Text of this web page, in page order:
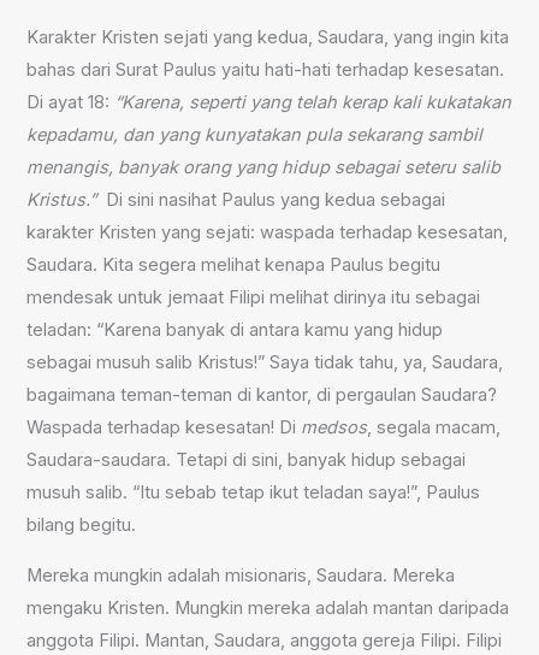
Karakter Kristen sejati yang kedua, Saudara, yang ingin kita
bahas dari Surat Paulus yaitu hati-hati terhadap kesesatan.
Di ayat 18: “Karena, seperti yang telah kerap kali kukatakan
kepadamu, dan yang kunyatakan pula sekarang sambil
menangis, banyak orang yang hidup sebagai seteru salib
Kristus.”Di sini nasihat Paulus yang kedua sebagai
karakter Kristen yang sejati: waspada terhadap kesesatan,
Saudara. Kita segera melihat kenapa Paulus begitu
mendesak untuk jemaat Filipi melihat dirinya itu sebagai
teladan: “Karena banyak di antara kamu yang hidup
sebagai musuh salib Kristus!” Saya tidak tahu, ya, Saudara,
bagaimana teman-teman di kantor, di pergaulan Saudara?
Waspada terhadap kesesatan! Di medsos, segala macam,
Saudara-saudara. Tetapi di sini, banyak hidup sebagai
musuh salib. “Itu sebab tetap ikut teladan saya!”, Paulus
bilang begitu.
Mereka mungkin adalah misionaris, Saudara. Mereka
mengaku Kristen. Mungkin mereka adalah mantan daripada
anggota Filipi. Mantan, Saudara, anggota gereja Filipi. Filipi